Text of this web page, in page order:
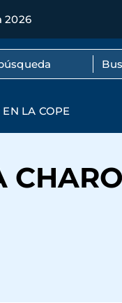
2026
LA COPE